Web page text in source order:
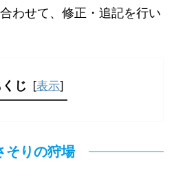
わせて、修正・追記を行い
くじ [表示]
そりの狩場